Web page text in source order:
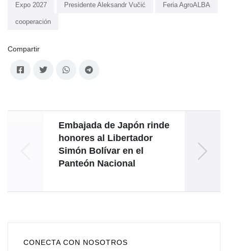
Expo 2027 Presidente Aleksandr Vučić Feria AgroALBA
cooperación
Compartir
Embajada de Japón rinde
honores al Libertador
Simón Bolívar en el
Panteón Nacional
CONECTA CON NOSOTROS